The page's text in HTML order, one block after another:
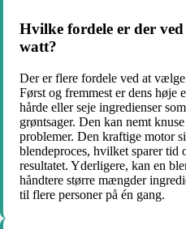
Hvilke fordele er der
watt?
Der er flere fordele ved at
Først og fremmest er dens høje
hårde eller seje ingredienser
grøntsager. Den kan nemt
problemer. Den kraftige motor
blendeproces, hvilket sparer
resultatet. Yderligere, kan en
håndtere større mængder
til flere personer på én gang.